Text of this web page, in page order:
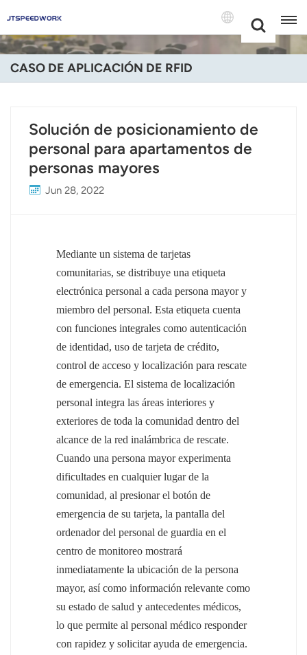
+86 -18681515767
English
Deutsch
Русский
Português
Nederland
عربي
日语
Türk
Ελληνικά
Melayu
Polski
แบบไทย
Indonesia
norsk
CASO DE APLICACIÓN DE RFID
Solución de posicionamiento de
personal para apartamentos de
personas mayores
Jun 28, 2022
Mediante un sistema de tarjetas
comunitarias, se distribuye una etiqueta
electrónica personal a cada persona mayor y
miembro del personal. Esta etiqueta cuenta
con funciones integrales como autenticación
de identidad, uso de tarjeta de crédito,
control de acceso y localización para rescate
de emergencia. El sistema de localización
personal integra las áreas interiores y
exteriores de toda la comunidad dentro del
alcance de la red inalámbrica de rescate.
Cuando una persona mayor experimenta
dificultades en cualquier lugar de la
comunidad, al presionar el botón de
emergencia de su tarjeta, la pantalla del
ordenador del personal de guardia en el
centro de monitoreo mostrará
inmediatamente la ubicación de la persona
mayor, así como información relevante como
su estado de salud y antecedentes médicos,
lo que permite al personal médico responder
con rapidez y solicitar ayuda de emergencia.